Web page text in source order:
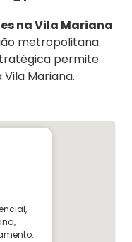
na Vila Mariana
metropolitana.
permite
Mariana.